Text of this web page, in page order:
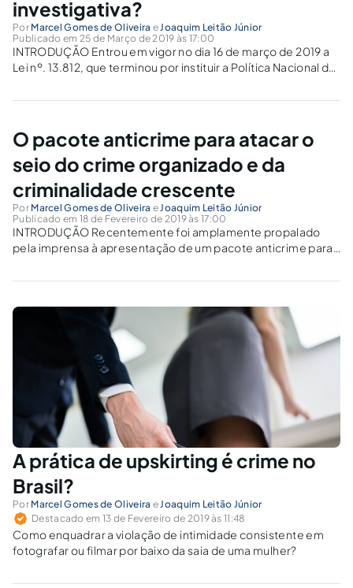
investigativa?
Por Marcel Gomes de Oliveira eJoaquim Leitão Júnior
Publicado em 25 de Março de 2019 às 17:00
INTRODUÇÃO Entrou em vigor no dia 16 de março de 2019 a
Lei nº. 13.812, que terminou por instituir a Política Nacional de
de Pessoas Desaparecidas e alterou a Lei nº 8.069,...
O pacote anticrime para atacar o
seio do crime organizado e da
criminalidade crescente
Por Marcel Gomes de Oliveira eJoaquim Leitão Júnior
Publicado em 18 de Fevereiro de 2019 às 17:00
INTRODUÇÃO Recentemente foi amplamente propalado
pela imprensa à apresentação de um pacote anticrime para
crescente pelo atual Ministro da Justiça, Sérgio Fernando
A prática de upskirting é crime no
Brasil?
Por Marcel Gomes de Oliveira e Joaquim Leitão Júnior
Destacado em 13 de Fevereiro de 2019 às 11:48
Como enquadrar a violação de intimidade consistente em
fotografar ou filmar por baixo da saia de uma mulher?